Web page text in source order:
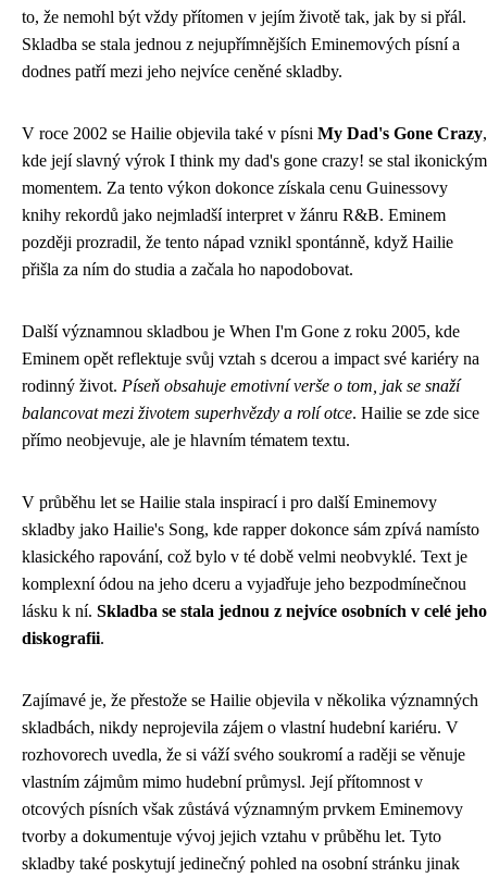
to, že nemohl být vždy přítomen v jejím životě tak, jak by si přál.
Skladba se stala jednou z nejupřímnějších Eminemových písní a
dodnes patří mezi jeho nejvíce ceněné skladby.
V roce 2002 se Hailie objevila také v písni My Dad's Gone Crazy,
kde její slavný výrok I think my dad's gone crazy! se stal ikonickým
momentem. Za tento výkon dokonce získala cenu Guinessovy
knihy rekordů jako nejmladší interpret v žánru R&B. Eminem
později prozradil, že tento nápad vznikl spontánně, když Hailie
přišla za ním do studia a začala ho napodobovat.
Další významnou skladbou je When I'm Gone z roku 2005, kde
Eminem opět reflektuje svůj vztah s dcerou a impact své kariéry na
rodinný život. Píseň obsahuje emotivní verše o tom, jak se snaží
balancovat mezi životem superhvězdy a rolí otce. Hailie se zde sice
přímo neobjevuje, ale je hlavním tématem textu.
V průběhu let se Hailie stala inspirací i pro další Eminemovy
skladby jako Hailie's Song, kde rapper dokonce sám zpívá namísto
klasického rapování, což bylo v té době velmi neobvyklé. Text je
komplexní ódou na jeho dceru a vyjadřuje jeho bezpodmínečnou
lásku k ní. Skladba se stala jednou z nejvíce osobních v celé jeho
diskografii.
Zajímavé je, že přestože se Hailie objevila v několika významných
skladbách, nikdy neprojevila zájem o vlastní hudební kariéru. V
rozhovorech uvedla, že si váží svého soukromí a raději se věnuje
vlastním zájmům mimo hudební průmysl. Její přítomnost v
otcových písních však zůstává významným prvkem Eminemovy
tvorby a dokumentuje vývoj jejich vztahu v průběhu let. Tyto
skladby také poskytují jedinečný pohled na osobní stránku jinak